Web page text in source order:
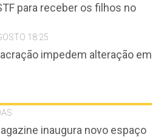
para receber os filhos no
18:25
impedem alteração em
inaugura novo espaço